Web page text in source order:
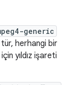
generic
herhangi bir
yıldız işareti